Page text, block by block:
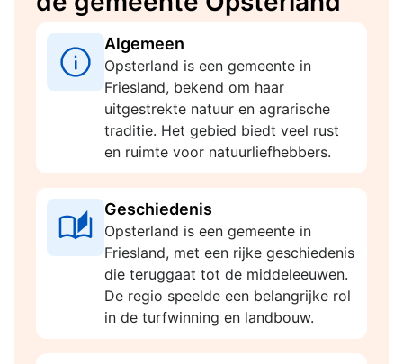
Algemeen
Opsterland is een gemeente in
Friesland, bekend om haar
uitgestrekte natuur en agrarische
traditie. Het gebied biedt veel rust
en ruimte voor natuurliefhebbers.
Geschiedenis
Opsterland is een gemeente in
Friesland, met een rijke geschiedenis
die teruggaat tot de middeleeuwen.
De regio speelde een belangrijke rol
in de turfwinning en landbouw.